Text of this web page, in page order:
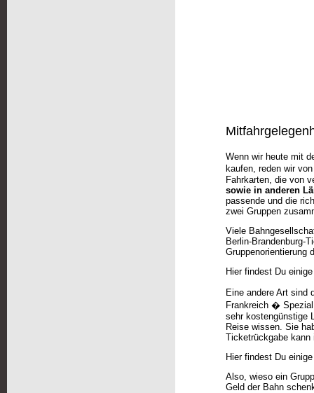
Wenn wir heute mit
kaufen, reden wir
Fahrkarten, die von
sowie in anderen
passende und die
zwei Gruppen
Viele
Berlin-Brandenburg-
Gruppenorientierung
Hier findest Du
Eine andere Art sind
Frankreich �
sehr kostengünstige
Reise wissen. Sie
Ticketrückgabe kann
Hier findest Du
Also, wieso ein
Geld der Bahn